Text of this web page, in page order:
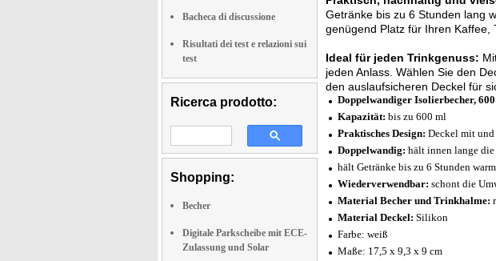
Bacheca di discussione
Risultati dei test e relazioni sui
test
Ricerca prodotto:
Shopping:
Becher
Digitale Parkscheibe mit ECE-
Zulassung und Solar
Getränke bis zu 6 Stunden lang
genügend Platz für Ihren Kaffee,
Ideal für jeden Trinkgenuss:
jeden Anlass. Wählen Sie den
den auslaufsicheren Deckel für
Doppelwandiger Isolierbecher,
Kapazität: bis zu 600 ml
Praktisches Design: Deckel mit
Doppelwandig: hält innen lange die
hält Getränke bis zu 6 Stunden warm
Wiederverwendbar: schont die
Material Becher und Trinkhalme:
Material Deckel: Silikon
Farbe: weiß
Maße: 17,5 x 9,3 x 9 cm